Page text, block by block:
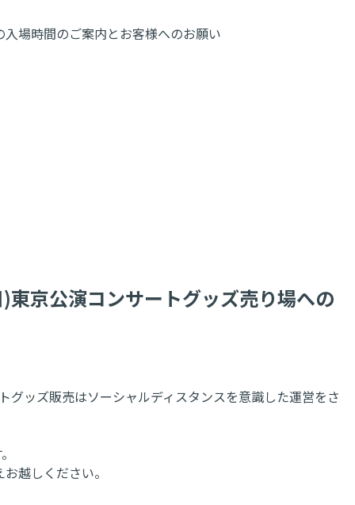
場時間のご案内とお客様へのお願い
京公演コンサートグッズ売り場への
グッズ販売はソーシャルディスタンスを意識した運営をさ
越しください。